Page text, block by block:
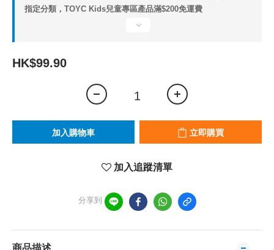
指定分類，TOYC Kids兒童專區產品滿$200免運費
HK$99.90
加入購物車 立即購買
加入追蹤清單
分享到
商品描述